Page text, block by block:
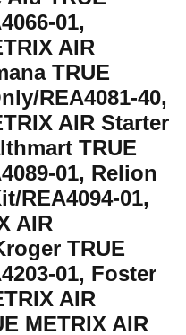
01,
AIR
TRUE
REA4081-40,
AIR Starter
TRUE
01, Relion
REA4094-01,
AIR
TRUE
01, Foster
AIR
METRIX AIR